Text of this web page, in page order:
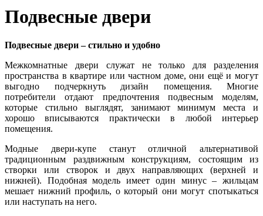
Подвесные двери
Подвесные двери – стильно и удобно
Межкомнатные двери служат не только для разделения
пространства в квартире или частном доме, они ещё и могут
выгодно подчеркнуть дизайн помещения. Многие
потребители отдают предпочтения подвесным моделям,
которые стильно выглядят, занимают минимум места и
хорошо вписываются практически в любой интерьер
помещения.
Модные двери-купе станут отличной альтернативой
традиционным раздвижным конструкциям, состоящим из
створки или створок и двух направляющих (верхней и
нижней). Подобная модель имеет один минус – жильцам
мешает нижний профиль, о который они могут спотыкаться
или наступать на него.